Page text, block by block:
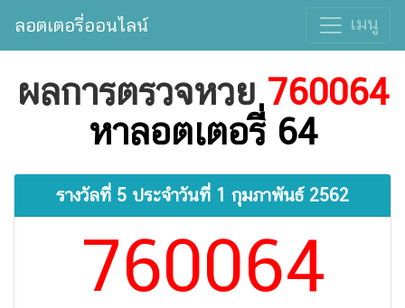
ลอตเตอรี่ออนไลน์ เมนู
ผลการตรวจหวย760064
หาลอตเตอรี่ 64
รางวัลที่ 5 ประจำวันที่ 1 กุมภาพันธ์ 2562
760064